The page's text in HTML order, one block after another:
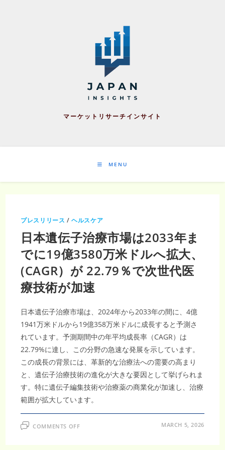
マーケットリサーチインサイト
MENU
プレスリリース /ヘルスケア
日本遺伝子治療市場は2033年ま
でに19億3580万米ドルへ拡大、
(CAGR）が 22.79％で次世代医
療技術が加速
日本遺伝子治療市場は、2024年から2033年の間に、4億
1941万米ドルから19億358万米ドルに成長すると予測さ
れています。予測期間中の年平均成長率（CAGR）は
22.79%に達し、この分野の急速な発展を示しています。
この成長の背景には、革新的な治療法への需要の高まり
と、遺伝子治療技術の進化が大きな要因として挙げられま
す。特に遺伝子編集技術や治療薬の商業化が加速し、治療
範囲が拡大しています。
COMMENTS OFFON MARCH 5, 2026